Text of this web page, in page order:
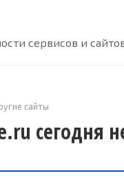
сервисов и
сайты
сегодня